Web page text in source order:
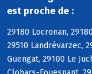
est proche de :
29180 Locronan,
29510 Landrévarzec,
Guengat, 29100 Le